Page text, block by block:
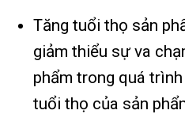
Tăng tuổi thọ sản
giảm thiểu sự va
phẩm trong quá
tuổi thọ của sản